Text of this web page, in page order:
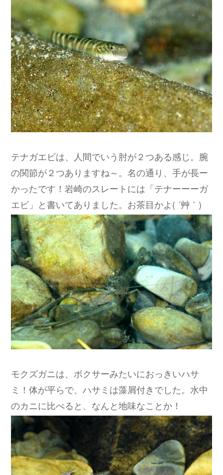
テナガエビは、人間でいう肘が２つある感じ。腕
の関節が２つありますね～。名の通り、手が長ー
かったです！岩崎のスレートには「テナーーーガ
エビ」と書いてありました。お茶目かよ( ´艸｀)
モクズガニは、ボクサーみたいにおっきいハサ
ミ！体が平らで、ハサミは藻屑付きでした。水中
のカニに比べると、なんと地味なことか！